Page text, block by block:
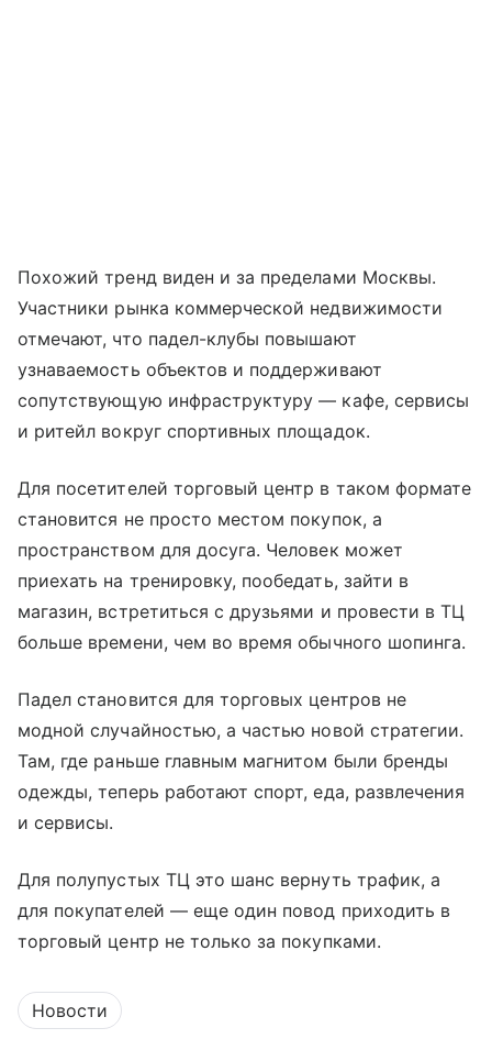
Похожий тренд виден и за пределами Москвы.
Участники рынка коммерческой недвижимости
отмечают, что падел-клубы повышают
узнаваемость объектов и поддерживают
сопутствующую инфраструктуру — кафе, сервисы
и ритейл вокруг спортивных площадок.
Для посетителей торговый центр в таком формате
становится не просто местом покупок, а
пространством для досуга. Человек может
приехать на тренировку, пообедать, зайти в
магазин, встретиться с друзьями и провести в ТЦ
больше времени, чем во время обычного шопинга.
Падел становится для торговых центров не
модной случайностью, а частью новой стратегии.
Там, где раньше главным магнитом были бренды
одежды, теперь работают спорт, еда, развлечения
и сервисы.
Для полупустых ТЦ это шанс вернуть трафик, а
для покупателей — еще один повод приходить в
торговый центр не только за покупками.
Новости